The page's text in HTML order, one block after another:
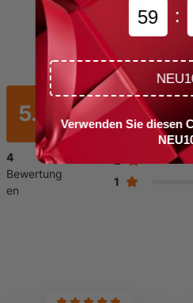
5.0
4
Bewertung
en
5
4
1
59 :
Verwenden Sie diesen